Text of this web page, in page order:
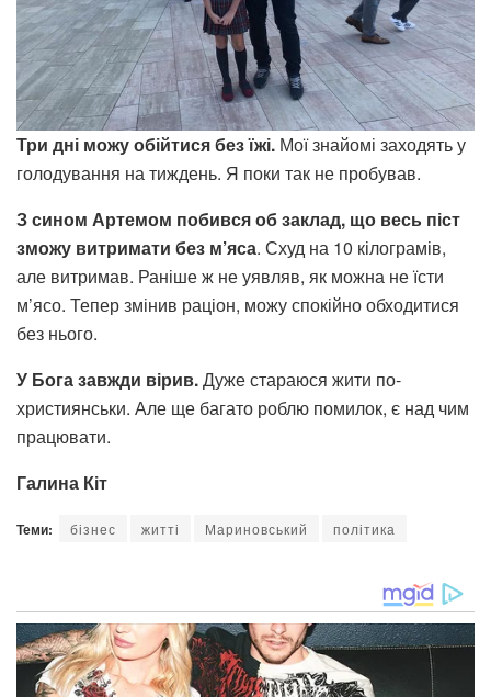
Три дні можу обійтися без їжі. Мої знайомі заходять у
голодування на тиждень. Я поки так не пробував.
З сином Артемом побився об заклад, що весь піст
зможу витримати без м’яса. Схуд на 10 кілограмів,
але витримав. Раніше ж не уявляв, як можна не їсти
м’ясо. Тепер змінив раціон, можу спокійно обходитися
без нього.
У Бога завжди вірив.Дуже стараюся жити по-
християнськи. Але ще багато роблю помилок, є над чим
працювати.
Галина Кіт
Теми: бізнес житті Мариновський політика